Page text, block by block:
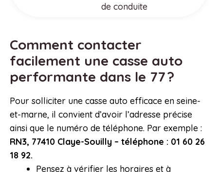
de conduite
Comment contacter
facilement une casse auto
performante dans le 77 ?
Pour solliciter une casse auto efficace en seine-
et-marne, il convient d’avoir l’adresse précise
ainsi que le numéro de téléphone. Par exemple :
RN3, 77410 Claye-Souilly – téléphone : 01 60 26
18 92.
Pensez à vérifier les horaires et à